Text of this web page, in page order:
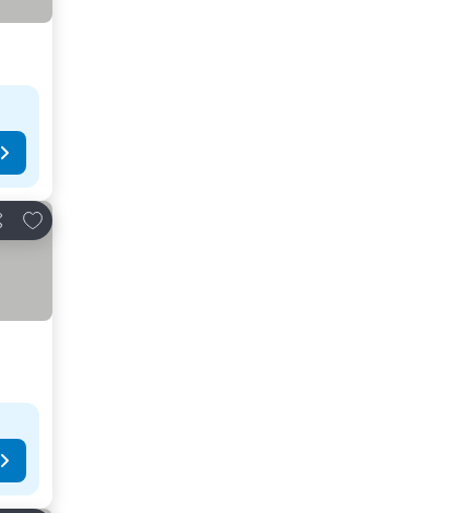
Adicionar aos favoritos